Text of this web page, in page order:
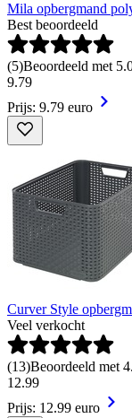
Mila opbergmand
Best beoordeeld
(5)Beoordeeld met
9.79
Prijs: 9.79 euro
Curver Style
Veel verkocht
(13)Beoordeeld met
12.99
Prijs: 12.99 euro